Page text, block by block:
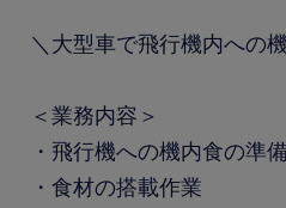
＼大型車で飛行機内への
＜業務内容＞
・飛行機への機内食の準
・食材の搭載作業